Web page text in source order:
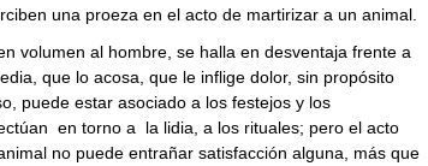
una proeza en el acto de martirizar a un animal.
volumen al hombre, se halla en desventaja frente a
que lo acosa, que le inflige dolor, sin propósito
puede estar asociado a los festejos y los
en torno a la lidia, a los rituales; pero el acto
no puede entrañar satisfacción alguna, más que